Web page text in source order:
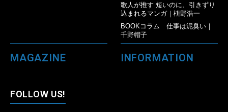
歌人が推す 短いのに、引きずり
込まれるマンガ｜枡野浩一
BOOKコラム 仕事は泥臭い｜
千野帽子
MAGAZINE INFORMATION
FOLLOW US!